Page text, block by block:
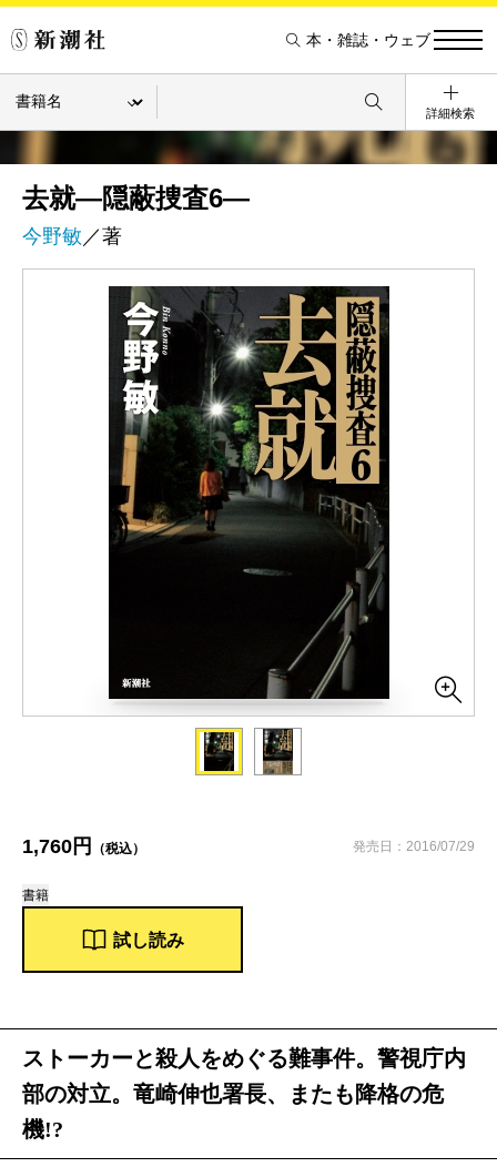
本・雑誌・ウェブ
詳細検索
去就―隠蔽捜査6―
今野敏 ／著
1,760円 （税込） 発売日：2016/07/29
書籍
試し読み
ストーカーと殺人をめぐる難事件。警視庁内
部の対立。竜崎伸也署長、またも降格の危
機!?